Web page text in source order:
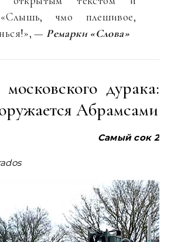
чмо плешивое,
— Ремарки «Слова»
дурака:
Абрамсами
Самый сок 2